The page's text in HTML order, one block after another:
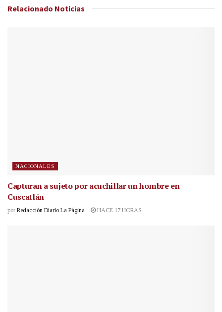
Relacionado Noticias
NACIONALES
Capturan a sujeto por acuchillar un hombre en
Cuscatlán
por Redacción Diario La Página HACE 17 HORAS